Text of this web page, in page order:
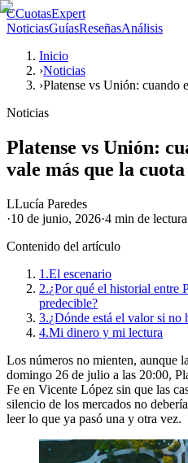
CCuotasExpert
NoticiasGuíasReseñasAnálisis
Inicio
›Noticias
›Platense vs Unión: cuando
Noticias
Platense vs Unión:
vale más que la cuota
LLucía Paredes
·10 de junio, 2026·4 min de lectura
Contenido del artículo
1.El escenario
2.¿Por qué el historial entre
predecible?
3.¿Dónde está el valor si no
4.Mi dinero y mi lectura
Los números no mienten, aunque
domingo 26 de julio a las 20:00,
Fe en Vicente López sin que las
silencio de los mercados no
leer lo que ya pasó una y otra vez.